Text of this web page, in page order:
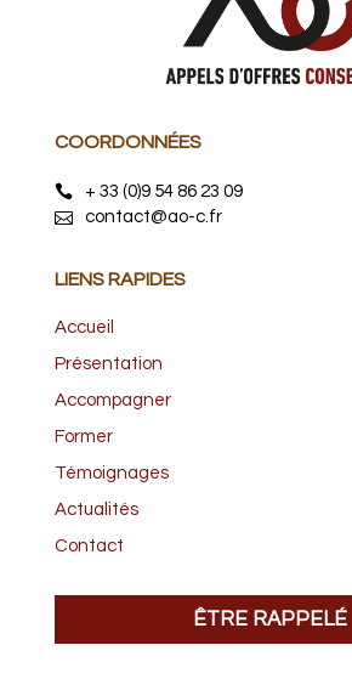
COORDONNÉES
+ 33 (0)9 54 86 23 09
contact@ao-c.fr
LIENS RAPIDES
Accueil
Présentation
Accompagner
Former
Témoignages
Actualités
Contact
ÊTRE RAPPELÉ